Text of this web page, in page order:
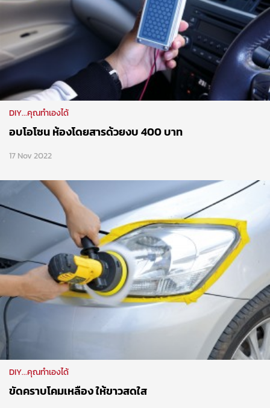
DIY...คุณทำเองได้
อบโอโซน ห้องโดยสารด้วยงบ 400 บาท
17 Nov 2022
DIY...คุณทำเองได้
ขัดคราบโคมเหลือง ให้ขาวสดใส